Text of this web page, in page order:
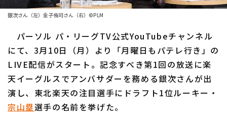
ファーム東地区
ファーム西地区
交流戦
選手名鑑トップ
北海道日本ハムファイターズ
東北楽天ゴールデンイーグルス
埼玉西武ライオンズ
千葉ロッテマリーンズ
ニュース
設定
銀次さん（左）金子侑司さん（右）©PLM
パーソル パ・リーグTV公式YouTubeチャンネル
にて、3月10日（月）より「月曜日もパテレ行き」の
LIVE配信がスタート。記念すべき第1回の放送に楽
天イーグルスでアンバサダーを務める銀次さんが出
演し、東北楽天の注目選手にドラフト1位ルーキー・
宗山塁選手の名前を挙げた。